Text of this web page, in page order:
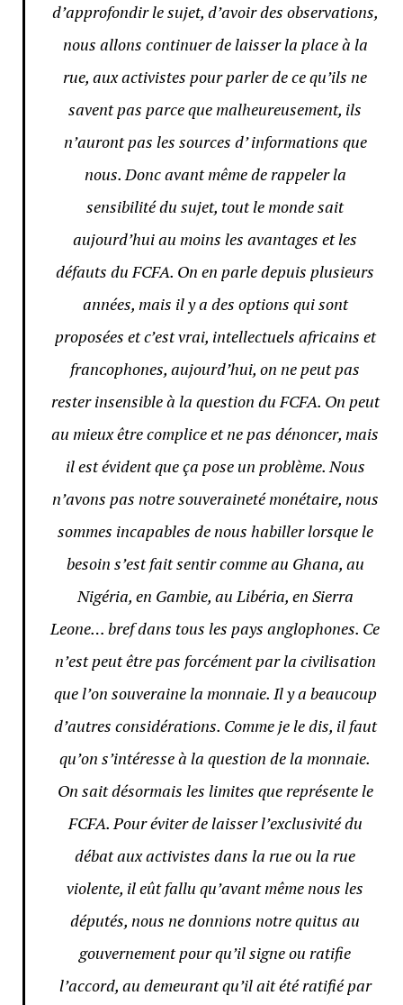
d’approfondir le sujet, d’avoir des observations,
nous allons continuer de laisser la place à la
rue, aux activistes pour parler de ce qu’ils ne
savent pas parce que malheureusement, ils
n’auront pas les sources d’ informations que
nous. Donc avant même de rappeler la
sensibilité du sujet, tout le monde sait
aujourd’hui au moins les avantages et les
défauts du FCFA. On en parle depuis plusieurs
années, mais il y a des options qui sont
proposées et c’est vrai, intellectuels africains et
francophones, aujourd’hui, on ne peut pas
rester insensible à la question du FCFA. On peut
au mieux être complice et ne pas dénoncer, mais
il est évident que ça pose un problème. Nous
n’avons pas notre souveraineté monétaire, nous
sommes incapables de nous habiller lorsque le
besoin s’est fait sentir comme au Ghana, au
Nigéria, en Gambie, au Libéria, en Sierra
Leone… bref dans tous les pays anglophones. Ce
n’est peut être pas forcément par la civilisation
que l’on souveraine la monnaie. Il y a beaucoup
d’autres considérations. Comme je le dis, il faut
qu’on s’intéresse à la question de la monnaie.
On sait désormais les limites que représente le
FCFA. Pour éviter de laisser l’exclusivité du
débat aux activistes dans la rue ou la rue
violente, il eût fallu qu’avant même nous les
députés, nous ne donnions notre quitus au
gouvernement pour qu’il signe ou ratifie
l’accord, au demeurant qu’il ait été ratifié par